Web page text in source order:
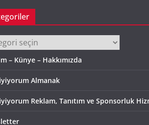
– Künye – Hakkımızda
Almanak
Reklam, Tanıtım ve Sponsorluk